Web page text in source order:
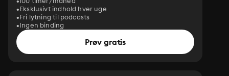
Eksklusivt indhold hver uge
Fri lytning til podcasts
Ingen binding
Prøv gratis